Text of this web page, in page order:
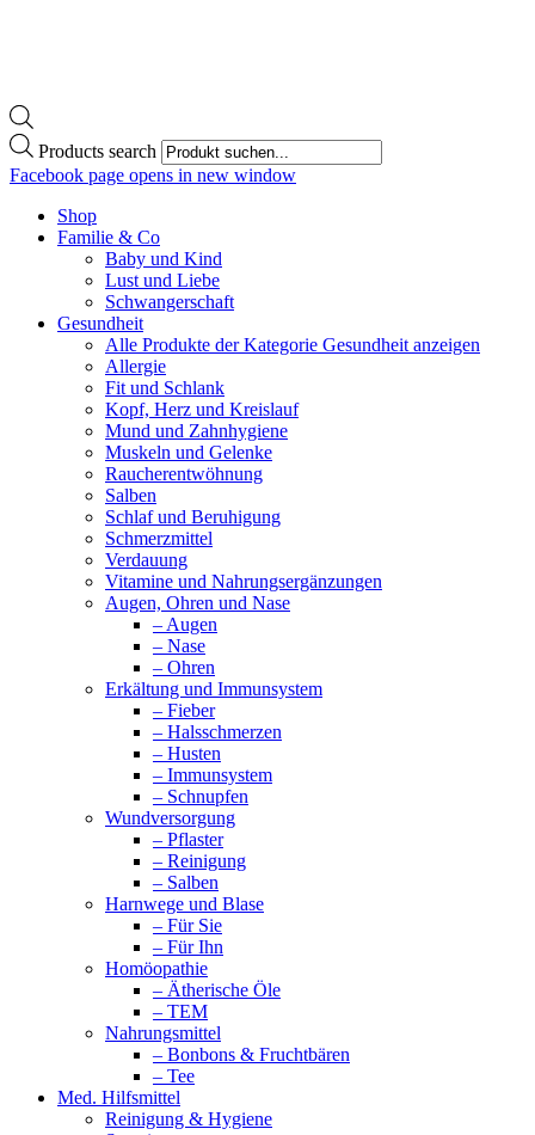
Products search
Facebook page opens in new window
Shop
Familie & Co
Baby und Kind
Lust und Liebe
Schwangerschaft
Gesundheit
Alle Produkte der Kategorie Gesundheit anzeigen
Allergie
Fit und Schlank
Kopf, Herz und Kreislauf
Mund und Zahnhygiene
Muskeln und Gelenke
Raucherentwöhnung
Salben
Schlaf und Beruhigung
Schmerzmittel
Verdauung
Vitamine und Nahrungsergänzungen
Augen, Ohren und Nase
– Augen
– Nase
– Ohren
Erkältung und Immunsystem
– Fieber
– Halsschmerzen
– Husten
– Immunsystem
– Schnupfen
Wundversorgung
– Pflaster
– Reinigung
– Salben
Harnwege und Blase
– Für Sie
– Für Ihn
Homöopathie
– Ätherische Öle
– TEM
Nahrungsmittel
– Bonbons & Fruchtbären
– Tee
Med. Hilfsmittel
Reinigung & Hygiene